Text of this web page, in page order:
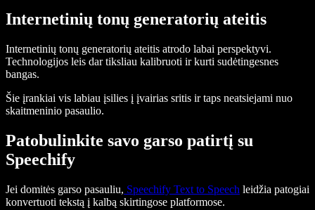
Internetinių tonų generatorių ateitis
Internetinių tonų generatorių ateitis atrodo labai perspektyvi.
Technologijos leis dar tiksliau kalibruoti ir kurti sudėtingesnes
bangas.
Šie įrankiai vis labiau įsilies į įvairias sritis ir taps neatsiejami nuo
skaitmeninio pasaulio.
Patobulinkite savo garso patirtį su
Speechify
Jei domitės garso pasauliu, Speechify Text to Speech leidžia patogiai
konvertuoti tekstą į kalbą skirtingose platformose.